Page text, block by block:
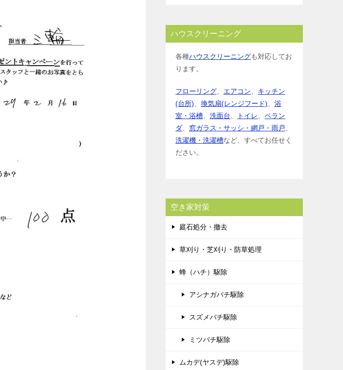
ハウスクリーニング
各種ハウスクリーニングも対応してお
ります。
フローリング エアコン
キッチン
(台所)
換気扇(レンジフード)
浴
室・浴槽
洗面台 トイレ
ベラン
ダ
窓ガラス・サッシ・網戸・雨戸
洗濯機・洗濯槽など、すべてお任せく
ださい。
空き家対策
庭石処分・撤去
草刈り・芝刈り・防草処理
蜂（ハチ）駆除
アシナガバチ駆除
スズメバチ駆除
ミツバチ駆除
ムカデ(ヤスデ)駆除